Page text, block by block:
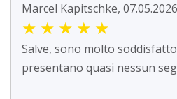
Marcel Kapitschke, 07.05.2026
★ ★ ★ ★ ★
Salve, sono molto
presentano quasi nessun